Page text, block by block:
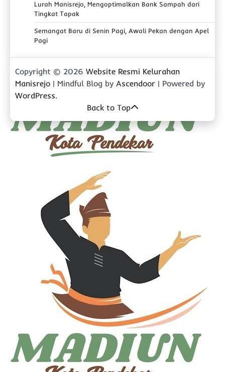
Lurah Manisrejo, Mengoptimalkan Bank Sampah dari
Tingkat Tapak
Semangat Baru di Senin Pagi, Awali Pekan dengan Apel
Pagi
Copyright © 2026 Website Resmi Kelurahan
Manisrejo | Mindful Blog by Ascendoor | Powered by
WordPress.
Back to Top